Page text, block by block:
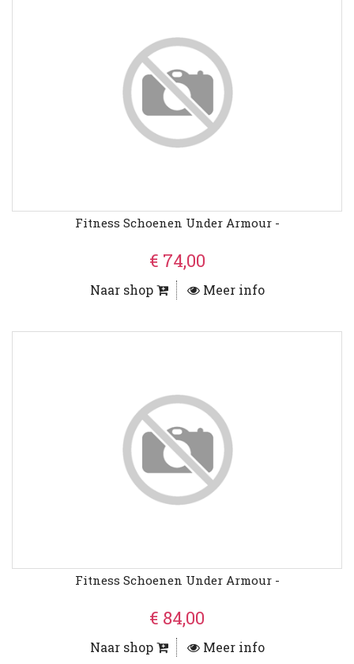
Fitness Schoenen Under Armour -
€ 74,00
Naar shop Meer info
Fitness Schoenen Under Armour -
€ 84,00
Naar shop Meer info